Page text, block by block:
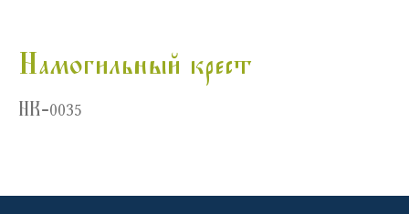
Намогильный крест
НК-0035